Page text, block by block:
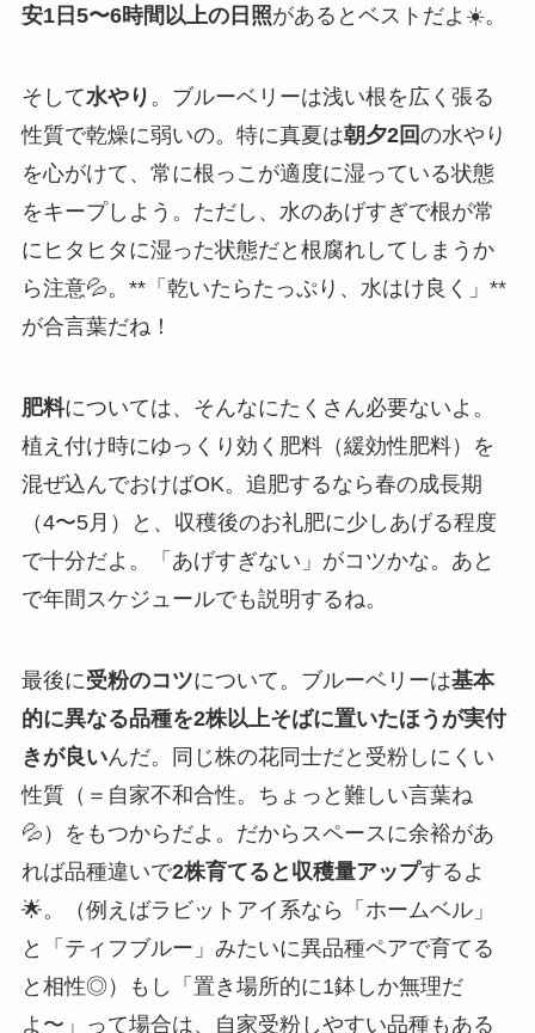
安1日5〜6時間以上の日照があるとベストだよ☀️。
そして水やり 。ブルーベリーは浅い根を広く張る
性質で乾燥に弱いの。特に真夏は朝夕2回の水やり
を心がけて、常に根っこが適度に湿っている状態
をキープしよう。ただし、水のあげすぎで根が常
にヒタヒタに湿った状態だと根腐れしてしまうか
ら注意💦。**「乾いたらたっぷり、水はけ良く」**
が合言葉だね！
肥料については、そんなにたくさん必要ないよ。
植え付け時にゆっくり効く肥料（緩効性肥料）を
混ぜ込んでおけばOK。追肥するなら春の成長期
（4〜5月）と、収穫後のお礼肥に少しあげる程度
で十分だよ。「あげすぎない」がコツかな。あと
で年間スケジュールでも説明するね。
最後に受粉のコツについて。ブルーベリーは基本
的に異なる品種を2株以上そばに置いたほうが実付
きが良いんだ。同じ株の花同士だと受粉しにくい
性質（＝自家不和合性。ちょっと難しい言葉ね
💦）をもつからだよ。だからスペースに余裕があ
れば品種違いで2株育てると収穫量アップするよ
🌟。（例えばラビットアイ系なら「ホームベル」
と「ティフブルー」みたいに異品種ペアで育てる
と相性◎）もし「置き場所的に1鉢しか無理だ
よ〜」って場合は、自家受粉しやすい品種もある